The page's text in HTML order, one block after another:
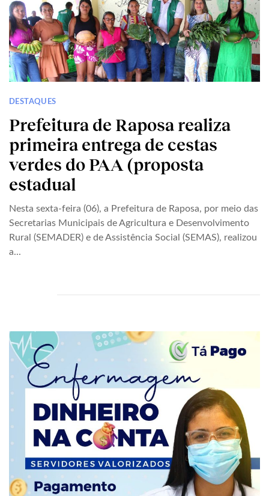
DESTAQUES
Prefeitura de Raposa realiza
primeira entrega de cestas
verdes do PAA (proposta
estadual
Nesta sexta-feira (06), a Prefeitura de Raposa, por meio das
Secretarias Municipais de Agricultura e Desenvolvimento
Rural (SEMADER) e de Assistência Social (SEMAS), realizou
a...